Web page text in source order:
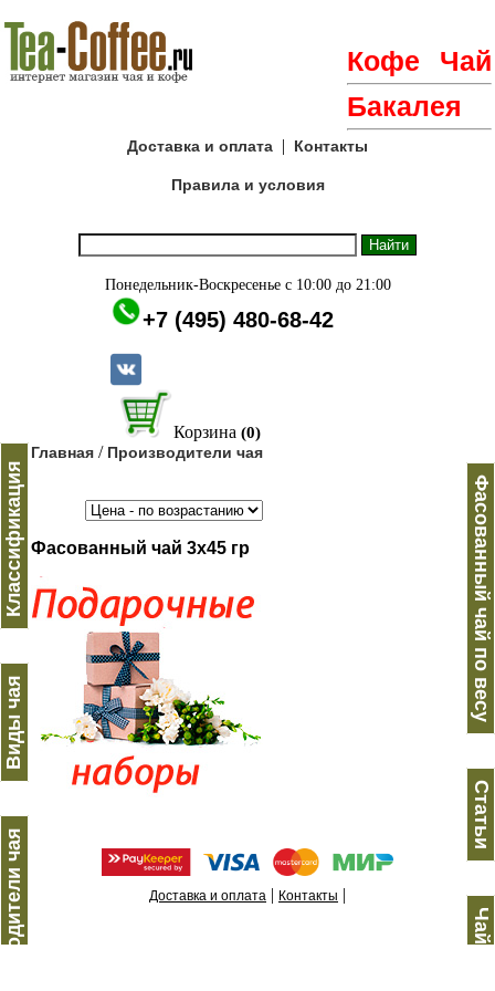
Кофе
Чай
Бакалея
Доставка и оплата | Контакты
Правила и условия
Понедельник-Воскресенье с 10:00 до 21:00
+7 (495) 480-68-42
Корзина (0)
Классификация
Виды чая
Производители чая
Главная / Производители чая
Фасованный чай 3х45 гр Фасованный чай по весу
Статьи
Доставка и оплата Контакты